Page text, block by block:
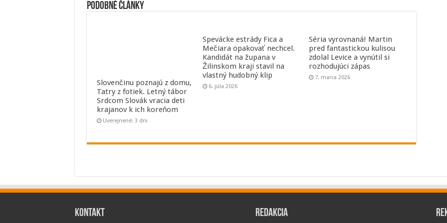
Podobné články
Slovenčinu poznajú z domu,
Tatry z fotiek. Letný tábor
Srdcom Slovák vracia deti
krajanov k ich koreňom
Uverejnené: 3 dni
Spevácke estrády Fica a
Mečiara opakovať nechcel.
Kandidát na župana v
Žilinskom kraji stavil na
vlastný hudobný klip
6. júla 2026
Séria vyrovnaná! Martin
pred fantastickou kulisou
zdolal Levice a vynútil si
rozhodujúci zápas
7. marca 2026
Kontakt Redakcia